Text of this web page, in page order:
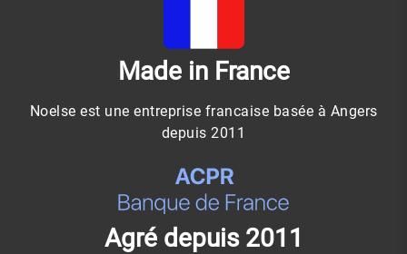
Made in France
Noelse est une entreprise francaise basée à Angers
depuis 2011
Agré depuis 2011